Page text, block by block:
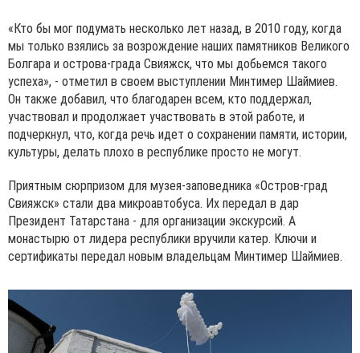
«Кто бы мог подумать несколько лет назад, в 2010 году, когда
мы только взялись за возрождение наших памятников Великого
Болгара и острова-града Свияжск, что мы добьемся такого
успеха», - отметил в своем выступлении Минтимер Шаймиев.
Он также добавил, что благодарен всем, кто поддержал,
участвовал и продолжает участвовать в этой работе, и
подчеркнул, что, когда речь идет о сохранении памяти, истории,
культуры, делать плохо в республике просто не могут.
Приятным сюрпризом для музея-заповедника «Остров-град
Свияжск» стали два микроавтобуса. Их передал в дар
Президент Татарстана - для организации экскурсий. А
монастырю от лидера республики вручили катер. Ключи и
сертификаты передал новым владельцам Минтимер Шаймиев.